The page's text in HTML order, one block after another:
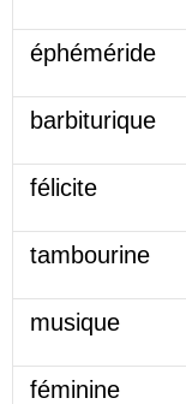
éphéméride
barbiturique
félicite
tambourine
musique
féminine